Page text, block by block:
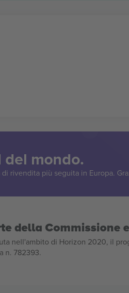
del mondo.
rivendita più seguita in Europa.
della Commissione
nell'ambito di Horizon 2020, il
n. 782393.